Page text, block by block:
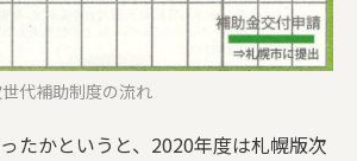
代補助制度の流れ
たかというと、2020年度は札幌版次